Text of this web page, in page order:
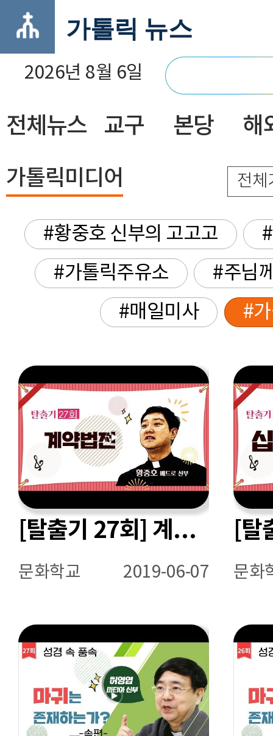
가톨릭 뉴스
2026년 8월 6일
닫기
전체뉴스 교구 본당 해
가톨릭미디어 전체
#황중호 신부의 고고고
#가톨릭주유소
#주님
#매일미사
#
[탈출기 27회] 계약법전
문화학교 2019-06-07 문화